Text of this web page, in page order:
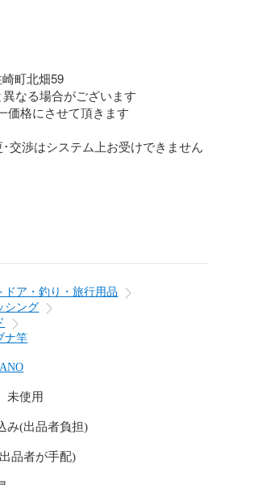
崎町北畑59
なる場合がございます
価格にさせて頂きます
交渉はシステム上お受けできません
ドア・釣り・旅行用品
シング
ナ竿
未使用
み(出品者負担)
品者が手配)